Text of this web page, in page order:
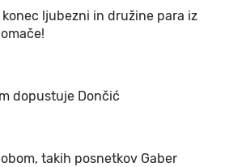
ljubezni in družine para iz
dopustuje Dončić
takih posnetkov Gaber